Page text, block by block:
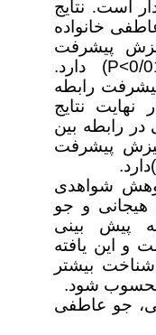
است. نتایج
خانواده
پیشرفت
دارد .
رابطه
نهایت نتایج
رابطه بین
پیشرفت
.
شواهدی
و جو
پیش بینی
این یافته
بیشتر
شود.
جو عاطفی